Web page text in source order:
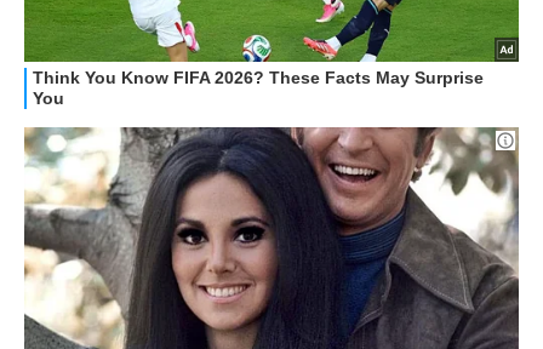
STREAMING E SERIE TV